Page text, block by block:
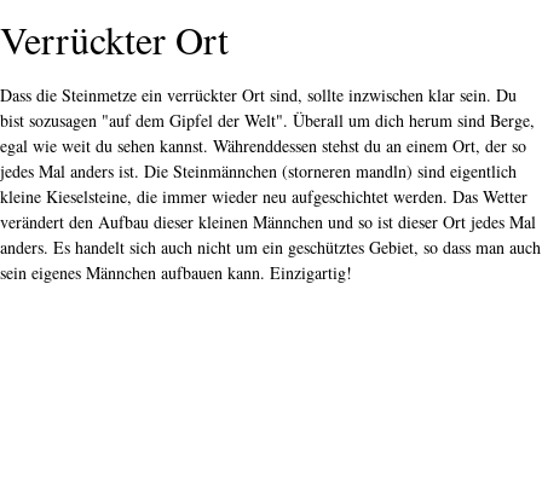
Der Abstieg in die Stadt
Der Abstieg nach Bozen beginnt als echte, knifflige Schotterabfahrt. Ich muss
sagen, dass auch ich bei der Abfahrt zu Boden gehe. Scheiße passiert. Aber die
Aussicht bleibt der Wahnsinn. Auf halber Strecke halten wir für einen leckeren